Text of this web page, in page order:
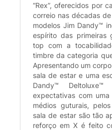
“Rex”, oferecidos por
correio nas décadas
modelos Jim Dandy™
espírito das primeiras
top com a
timbre da categoria
Apresentando um
sala de estar e uma
Dandy™
expectativas com
médios guturais,
sala de estar são tão
reforço em X é feito